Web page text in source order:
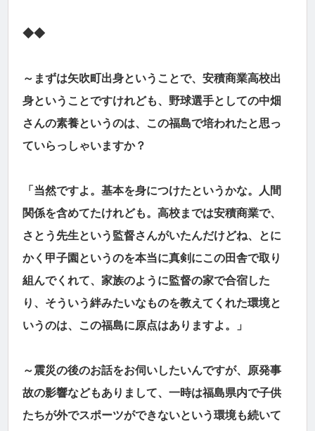
◆◆
～まずは矢吹町出身ということで、安積商業高校出
身ということですけれども、野球選手としての中畑
さんの素養というのは、この福島で培われたと思っ
ていらっしゃいますか？
「当然ですよ。基本を身につけたというかな。人間
関係を含めてたけれども。高校までは安積商業で、
さとう先生という監督さんがいたんだけどね、とに
かく甲子園というのを本当に真剣にこの田舎で取り
組んでくれて、家族のように監督の家で合宿した
り、そういう絆みたいなものを教えてくれた環境と
いうのは、この福島に原点はありますよ。」
～震災の後のお話をお伺いしたいんですが、原発事
故の影響などもありまして、一時は福島県内で子供
たちが外でスポーツができないという環境も続いて